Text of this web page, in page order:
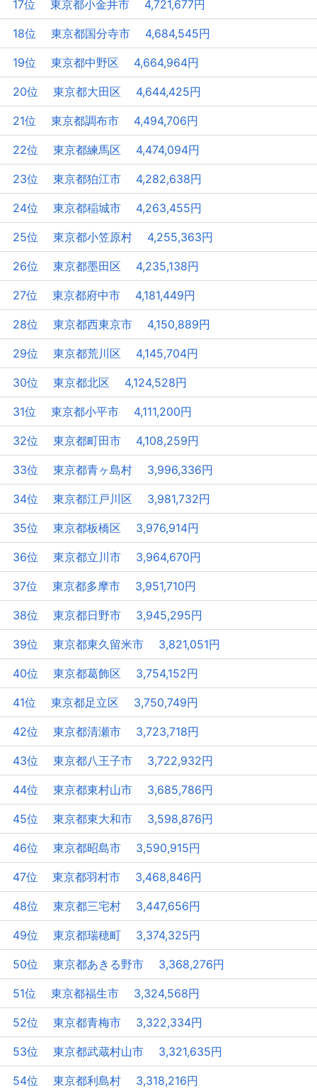
17位 東京都小金井市 4,721,677円
18位 東京都国分寺市 4,684,545円
19位 東京都中野区 4,664,964円
20位 東京都大田区 4,644,425円
21位 東京都調布市 4,494,706円
22位 東京都練馬区 4,474,094円
23位 東京都狛江市 4,282,638円
24位 東京都稲城市 4,263,455円
25位 東京都小笠原村 4,255,363円
26位 東京都墨田区 4,235,138円
27位 東京都府中市 4,181,449円
28位 東京都西東京市 4,150,889円
29位 東京都荒川区 4,145,704円
30位 東京都北区 4,124,528円
31位 東京都小平市 4,111,200円
32位 東京都町田市 4,108,259円
33位 東京都青ヶ島村 3,996,336円
34位 東京都江戸川区 3,981,732円
35位 東京都板橋区 3,976,914円
36位 東京都立川市 3,964,670円
37位 東京都多摩市 3,951,710円
38位 東京都日野市 3,945,295円
39位 東京都東久留米市 3,821,051円
40位 東京都葛飾区 3,754,152円
41位 東京都足立区 3,750,749円
42位 東京都清瀬市 3,723,718円
43位 東京都八王子市 3,722,932円
44位 東京都東村山市 3,685,786円
45位 東京都東大和市 3,598,876円
46位 東京都昭島市 3,590,915円
47位 東京都羽村市 3,468,846円
48位 東京都三宅村 3,447,656円
49位 東京都瑞穂町 3,374,325円
50位 東京都あきる野市 3,368,276円
51位 東京都福生市 3,324,568円
52位 東京都青梅市 3,322,334円
53位 東京都武蔵村山市 3,321,635円
54位 東京都利島村 3,318,216円